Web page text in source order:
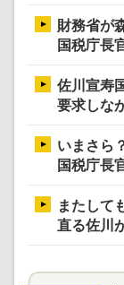
財務省が
国税庁長
佐川宣寿
要求しな
いまさら
国税庁長
またして
直る佐川